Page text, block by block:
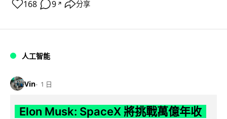
168 9 ↗ 分享
人工智能
Vin 1 日
Elon Musk: SpaceX 將挑戰萬億年收